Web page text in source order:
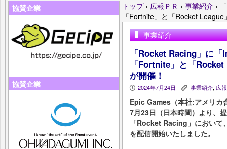
協賛企業
協賛企業
トップ › 広報ＰＲ › 事業紹介 ›
「Fortnite」と「Rocket
事業紹介
「Rocket Racing」に
「Fortnite」と「
が開催！
P 2024年7月24日 K 事業紹介, 広
Epic Games（本社:アメリカ
7月23日（日本時間）より、
「Rocket Racing」におい
を配信開始いたしました。